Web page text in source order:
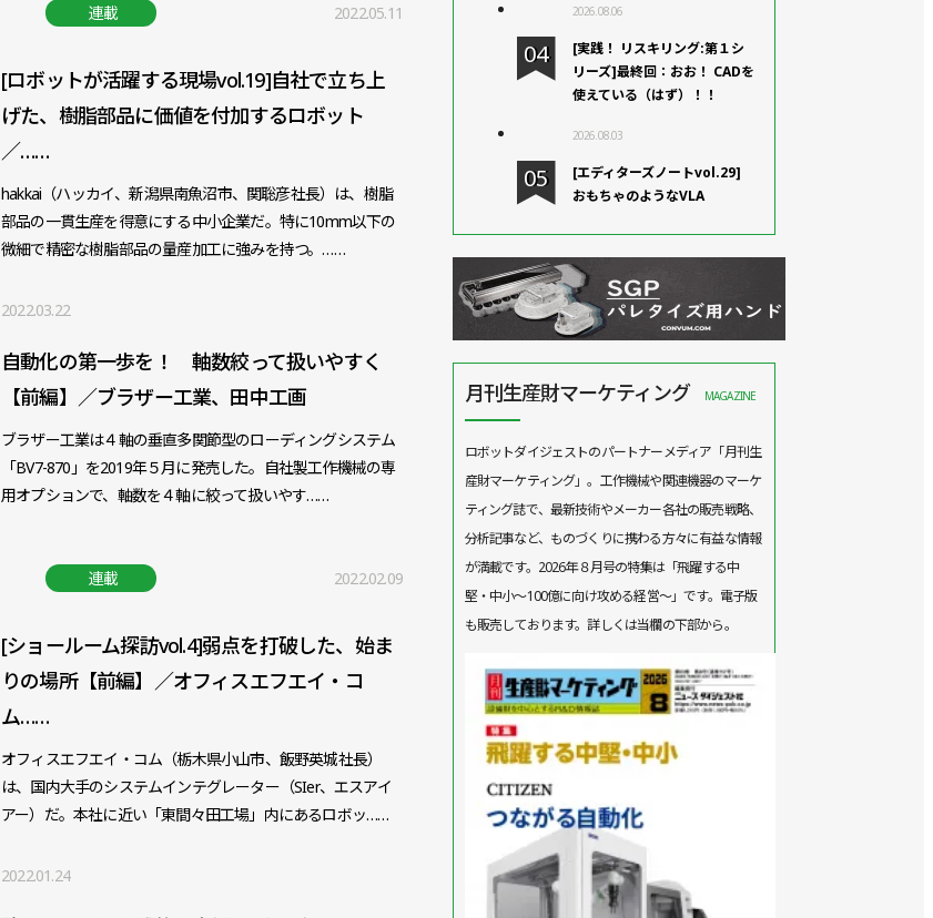
連載 2022.05.11
[ロボットが活躍する現場vol.19]自社で立ち上
げた、樹脂部品に価値を付加するロボット
／……
hakkai（ハッカイ、新潟県南魚沼市、関聡彦社長）は、樹脂
部品の一貫生産を得意にする中小企業だ。特に10mm以下の
微細で精密な樹脂部品の量産加工に強みを持つ。……
2022.03.22
自動化の第一歩を！ 軸数絞って扱いやすく
【前編】／ブラザー工業、田中工画
ブラザー工業は４軸の垂直多関節型のローディングシステム
「BV7-870」を2019年５月に発売した。自社製工作機械の専
用オプションで、軸数を４軸に絞って扱いやす……
連載 2022.02.09
[ショールーム探訪vol.4]弱点を打破した、始ま
りの場所【前編】／オフィスエフエイ・コ
ム……
オフィスエフエイ・コム（栃木県小山市、飯野英城社長）
は、国内大手のシステムインテグレーター（SIer、エスアイ
アー）だ。本社に近い「東間々田工場」内にあるロボッ……
2022.01.24
2026.08.06
[実践！ リスキリング:第１シ
リーズ]最終回：おお！ CADを
使えている（はず）！！
2026.08.03
[エディターズノートvol.29]
おもちゃのようなVLA
月刊生産財マーケティング MAGAZINE
ロボットダイジェストのパートナーメディア「月刊生
産財マーケティング」。工作機械や関連機器のマーケ
ティング誌で、最新技術やメーカー各社の販売戦略、
分析記事など、ものづくりに携わる方々に有益な情報
が満載です。2026年８月号の特集は「飛躍する中
堅・中小～100億に向け攻める経営～」です。電子版
も販売しております。詳しくは当欄の下部から。